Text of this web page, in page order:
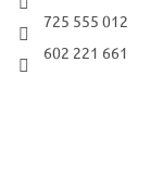
725 555 012
602 221 661